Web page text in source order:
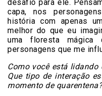
desafio para ele.
capa, nos
história com apenas
melhor do que eu
uma floresta
personagens que me
Como você está
Que tipo de interação
momento de quarentena?